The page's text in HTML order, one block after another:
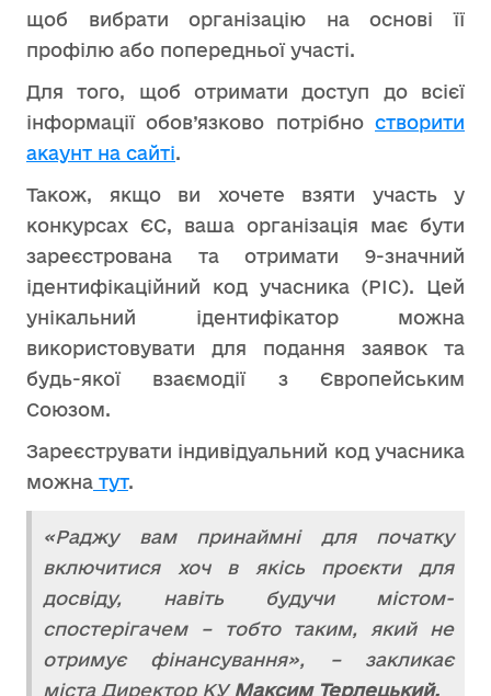
щоб вибрати організацію на основі її
профілю або попередньої участі.
Для того, щоб отримати доступ до всієї
інформації обов’язково потрібно створити
акаунт на сайті.
Також, якщо ви хочете взяти участь у
конкурсах ЄС, ваша організація має бути
зареєстрована та отримати 9-значний
ідентифікаційний код учасника (PIC). Цей
унікальний ідентифікатор можна
використовувати для подання заявок та
будь-якої взаємодії з Європейським
Союзом.
Зареєструвати індивідуальний код учасника
можна тут.
«Раджу вам принаймні для початку
включитися хоч в якісь проєкти для
досвіду, навіть будучи містом-
спостерігачем – тобто таким, який не
отримує фінансування», – закликає
міста Директор КУ Максим Терлецький.